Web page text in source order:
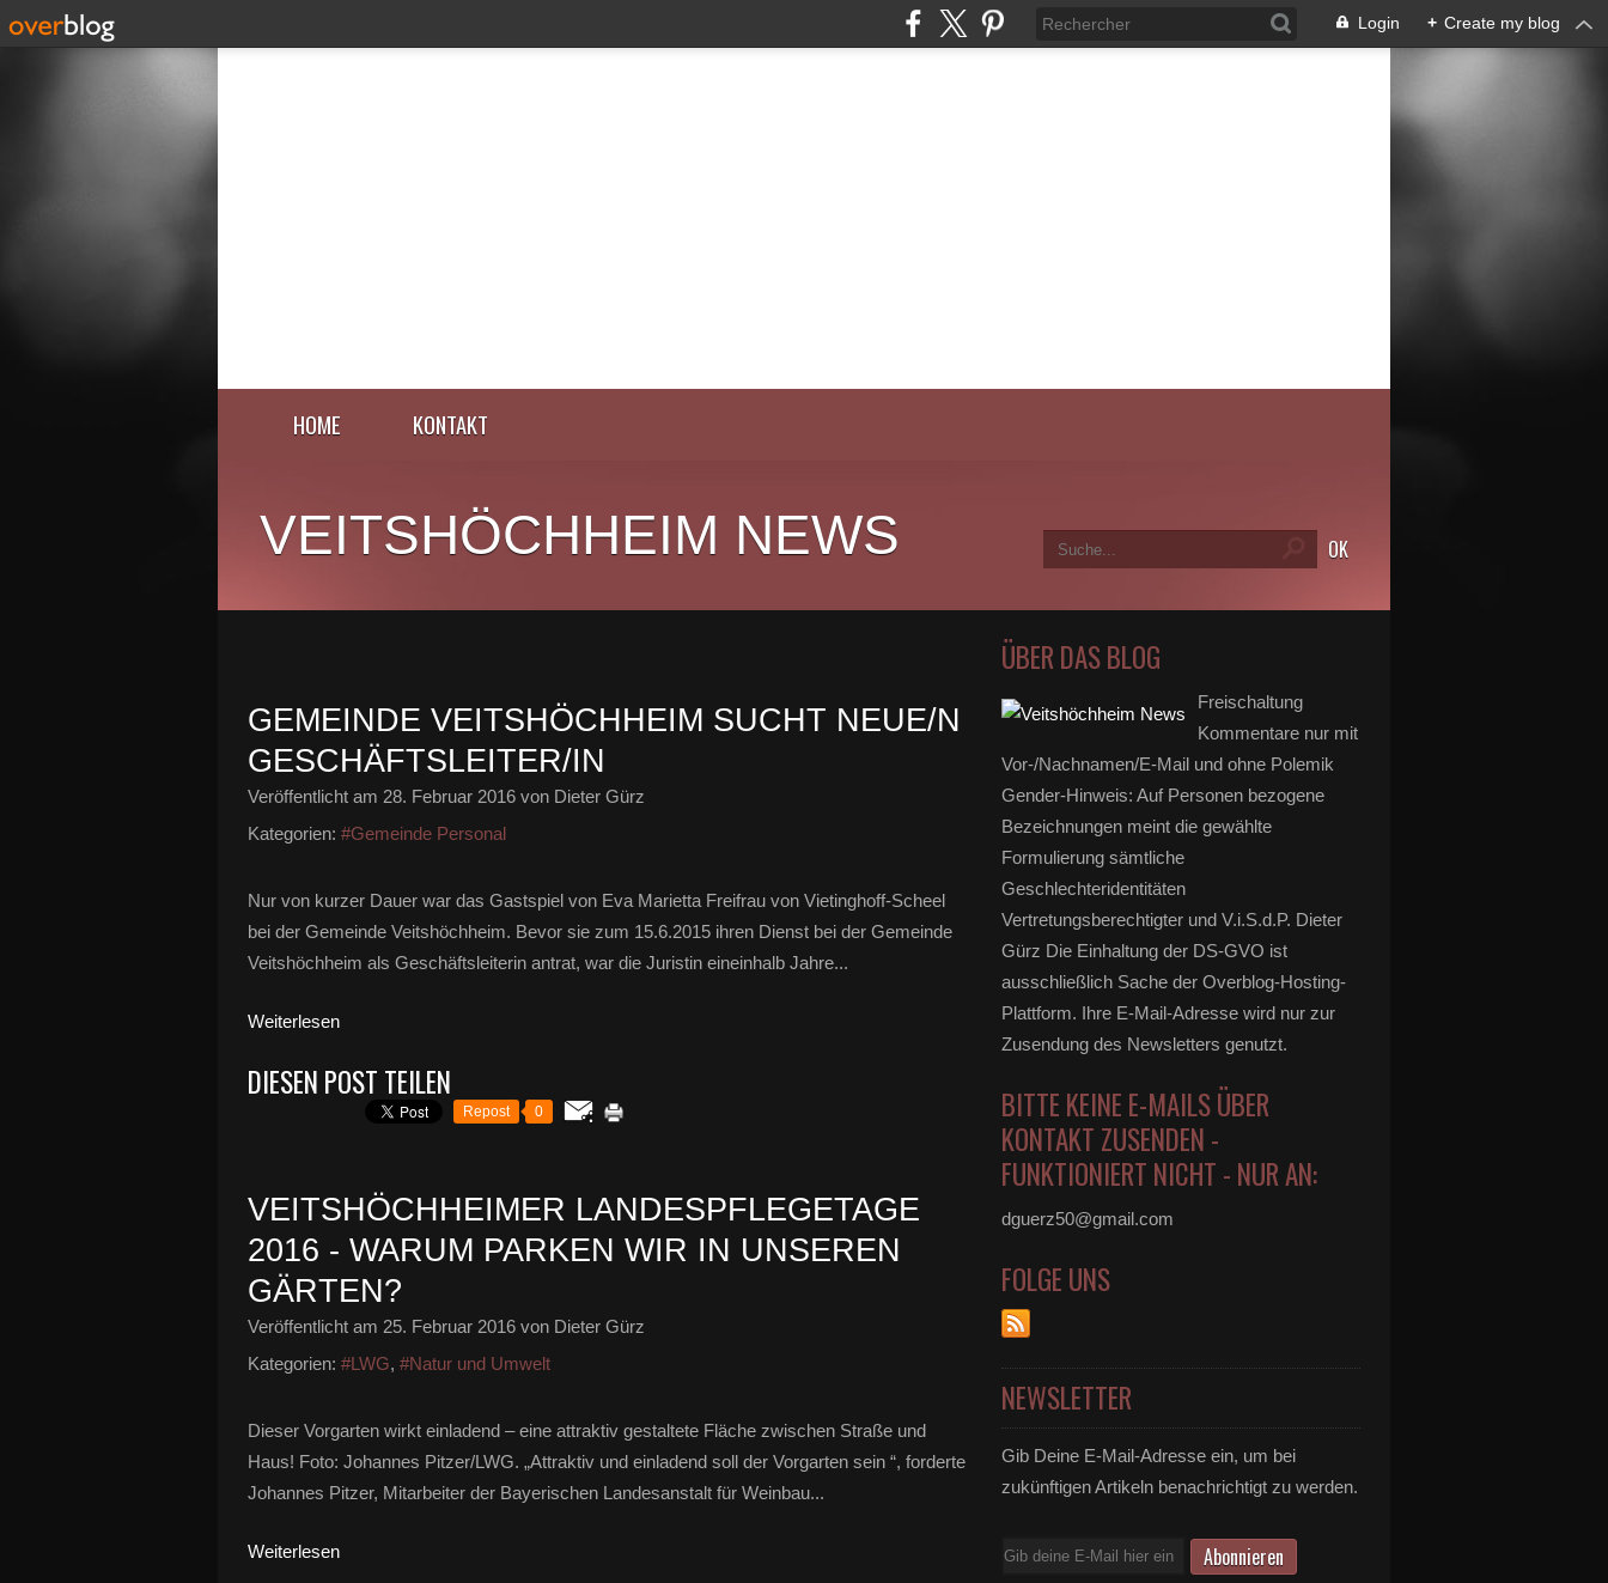
Login + Create my blog
HOME KONTAKT
VEITSHÖCHHEIM NEWS
GEMEINDE VEITSHÖCHHEIM SUCHT NEUE/N
GESCHÄFTSLEITER/IN
Veröffentlicht am 28. Februar 2016 von Dieter Gürz
Kategorien: #Gemeinde Personal
Nur von kurzer Dauer war das Gastspiel von Eva Marietta Freifrau von Vietinghoff-Scheel
bei der Gemeinde Veitshöchheim. Bevor sie zum 15.6.2015 ihren Dienst bei der Gemeinde
Veitshöchheim als Geschäftsleiterin antrat, war die Juristin eineinhalb Jahre...
Weiterlesen
DIESEN POST TEILEN
Repost 0
VEITSHÖCHHEIMER LANDESPFLEGETAGE
2016 - WARUM PARKEN WIR IN UNSEREN
GÄRTEN?
Veröffentlicht am 25. Februar 2016 von Dieter Gürz
Kategorien: #LWG, #Natur und Umwelt
Dieser Vorgarten wirkt einladend – eine attraktiv gestaltete Fläche zwischen Straße und
Haus! Foto: Johannes Pitzer/LWG. „Attraktiv und einladend soll der Vorgarten sein “, forderte
Johannes Pitzer, Mitarbeiter der Bayerischen Landesanstalt für Weinbau...
Weiterlesen
ÜBER DAS BLOG
Freischaltung
Kommentare nur mit
Vor-/Nachnamen/E-Mail und ohne Polemik
Gender-Hinweis: Auf Personen bezogene
Bezeichnungen meint die gewählte
Formulierung sämtliche
Geschlechteridentitäten
Vertretungsberechtigter und V.i.S.d.P. Dieter
Gürz Die Einhaltung der DS-GVO ist
ausschließlich Sache der Overblog-Hosting-
Plattform. Ihre E-Mail-Adresse wird nur zur
Zusendung des Newsletters genutzt.
BITTE KEINE E-MAILS ÜBER
KONTAKT ZUSENDEN -
FUNKTIONIERT NICHT - NUR AN:
dguerz50@gmail.com
FOLGE UNS
NEWSLETTER
Gib Deine E-Mail-Adresse ein, um bei
zukünftigen Artikeln benachrichtigt zu werden.
E-